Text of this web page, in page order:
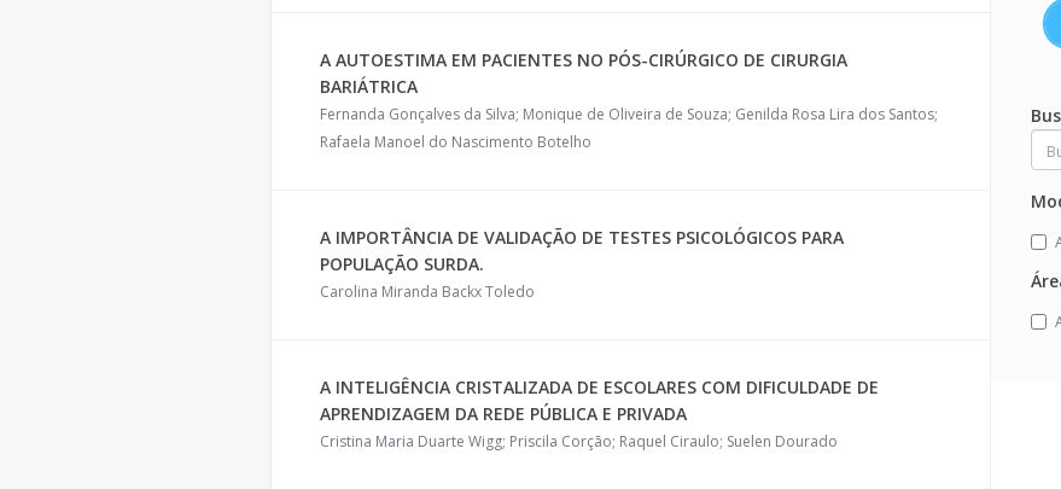
A AUTOESTIMA EM PACIENTES NO PÓS-CIRÚRGICO DE CIRURGIA
BARIÁTRICA
Fernanda Gonçalves da Silva; Monique de Oliveira de Souza; Genilda Rosa Lira dos Santos;
Rafaela Manoel do Nascimento Botelho
A IMPORTÂNCIA DE VALIDAÇÃO DE TESTES PSICOLÓGICOS PARA
POPULAÇÃO SURDA.
Carolina Miranda Backx Toledo
A INTELIGÊNCIA CRISTALIZADA DE ESCOLARES COM DIFICULDADE DE
APRENDIZAGEM DA REDE PÚBLICA E PRIVADA
Cristina Maria Duarte Wigg; Priscila Corção; Raquel Ciraulo; Suelen Dourado